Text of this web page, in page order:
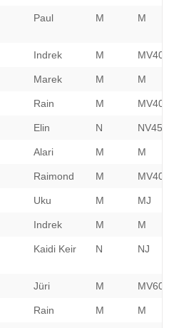
Paul M M
Indrek M MV40
Marek M M
Rain M MV40
Elin N NV45
Alari M M
Raimond M MV40
Uku M MJ
Indrek M M
Kaidi Keir N NJ
Jüri M MV60
Rain M M